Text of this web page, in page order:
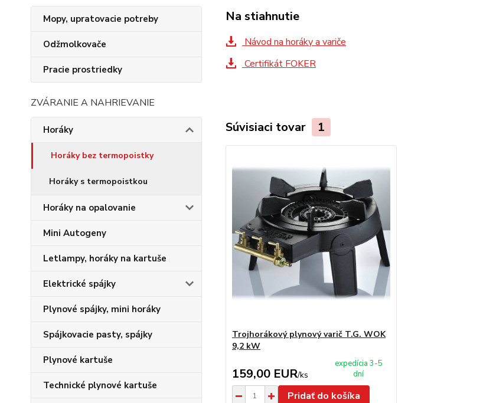
Mopy, upratovacie potreby
Odžmolkovače
Pracie prostriedky
ZVÁRANIE A NAHRIEVANIE
Horáky
Horáky bez termopoistky
Horáky s termopoistkou
Horáky na opalovanie
Mini Autogeny
Letlampy, horáky na kartuše
Elektrické spájky
Plynové spájky, mini horáky
Spájkovacie pasty, spájky
Plynové kartuše
Technické plynové kartuše
Na stiahnutie
Návod na horáky a variče
Certifikát FOKER
Súvisiaci tovar 1
Trojhorákový plynový varič T.G. WOK
9,2 kW
159,00 EUR/ks
expedícia 3-5
dní
Pridať do košíka